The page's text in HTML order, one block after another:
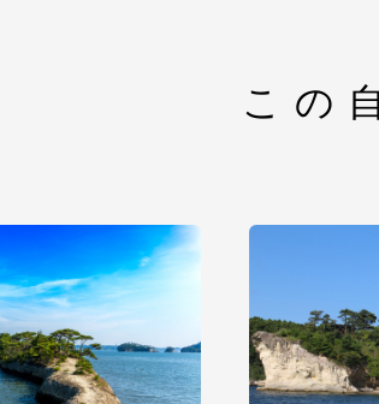
品お届けまでの期間は、返礼品によって異なり
期や、GW等の長期休暇時は目安よりもお日に
望に添えない場合がございます。
がある返礼品につきましては、後日にお届け先
ついて
日、郵送致します。（※1月の寄附は2月より発送
」は控除の適用を受けるために必要な書類です
請書について
この